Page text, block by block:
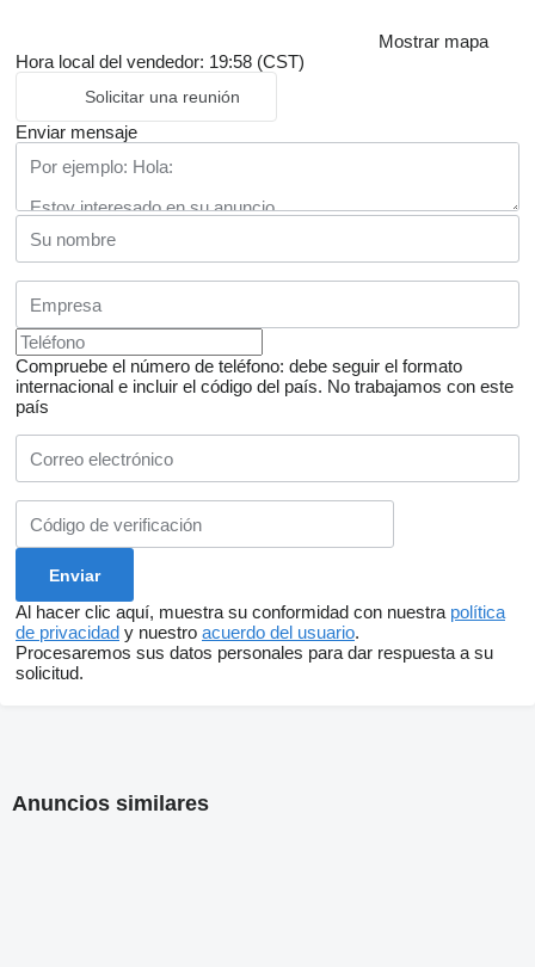
Mostrar mapa
Hora local del vendedor: 19:58 (CST)
Solicitar una reunión
Enviar mensaje
Compruebe el número de teléfono: debe seguir el formato
internacional e incluir el código del país. No trabajamos con este
país
Al hacer clic aquí, muestra su conformidad con nuestra política
de privacidad y nuestro acuerdo del usuario.
Procesaremos sus datos personales para dar respuesta a su
solicitud.
Anuncios similares